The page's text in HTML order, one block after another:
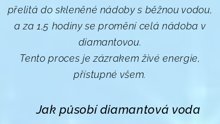
přelitá do skleněné nádoby s běžnou vodou,
a za 1,5 hodiny se promění celá nádoba v
diamantovou.
Tento proces je zázrakem živé energie,
přístupné všem.
💠Jak působí diamantová voda